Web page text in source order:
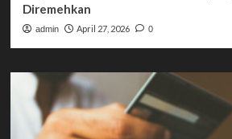
Diremehkan
admin April 27, 2026 0